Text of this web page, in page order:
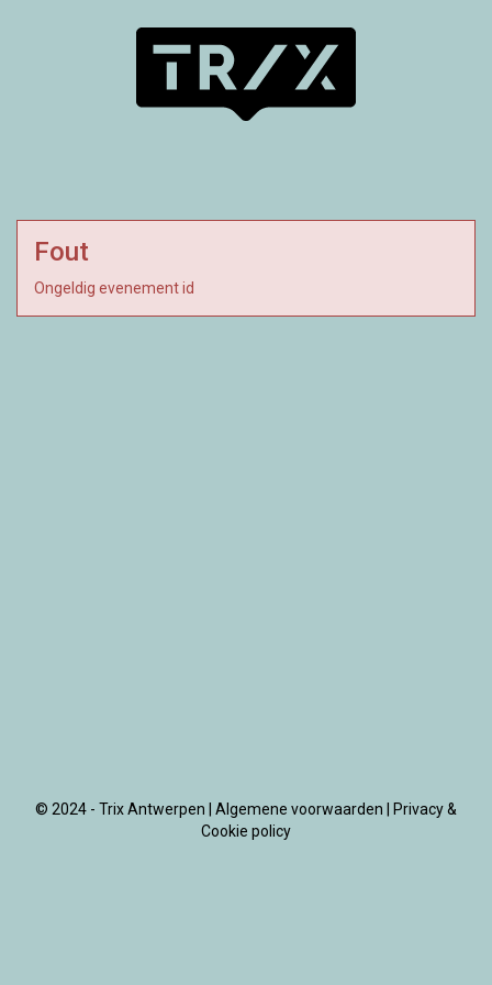
Fout
Ongeldig evenement id
© 2024 - Trix Antwerpen | Algemene voorwaarden
Privacy &
Cookie policy